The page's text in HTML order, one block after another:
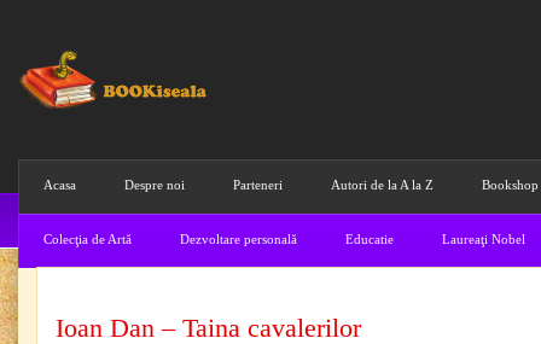
Acasa Despre noi Parteneri Autori de la A la Z Bookshop
Colecţia de Artă Dezvoltare personală Educatie Laureaţi Nobel
Ioan Dan – Taina cavalerilor